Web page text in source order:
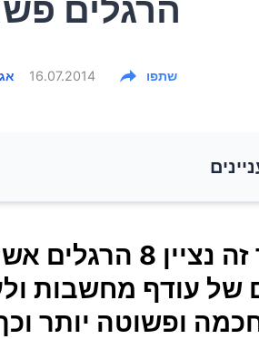
הרגלים
16.07.2014 שתפו
במאמר זה נציין 8 הרגלים אשר
ולעזור לנו לחשוב בצורה חכמה
שמחים.
במאמר זה נציין 8
של עודף מחשבות
ופשוטה יותר